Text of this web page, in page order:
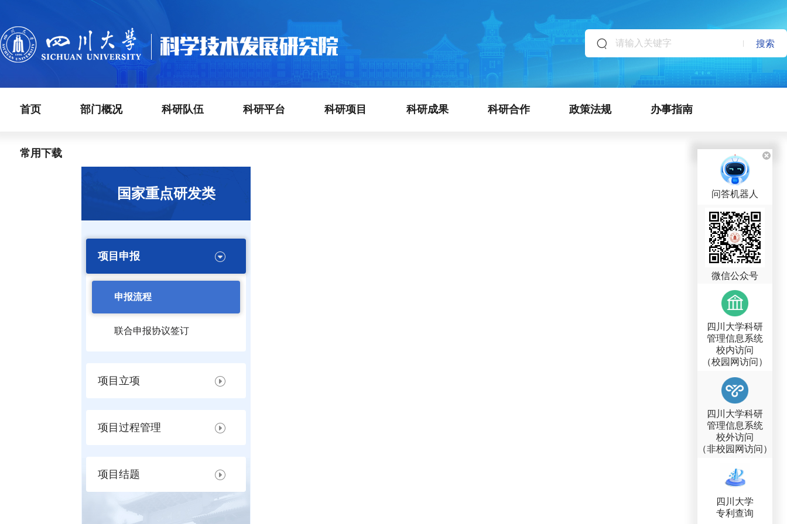
搜索
首页 部门概况 科研队伍 科研平台 科研项目 科研成果 科研合作 政策法规 办事指南
常用下载
国家重点研发类
项目申报
申报流程
联合申报协议签订
项目立项
项目过程管理
项目结题
问答机器人
微信公众号
四川大学科研
管理信息系统
校内访问
（校园网访问）
四川大学科研
管理信息系统
校外访问
（非校园网访问）
四川大学
专利查询